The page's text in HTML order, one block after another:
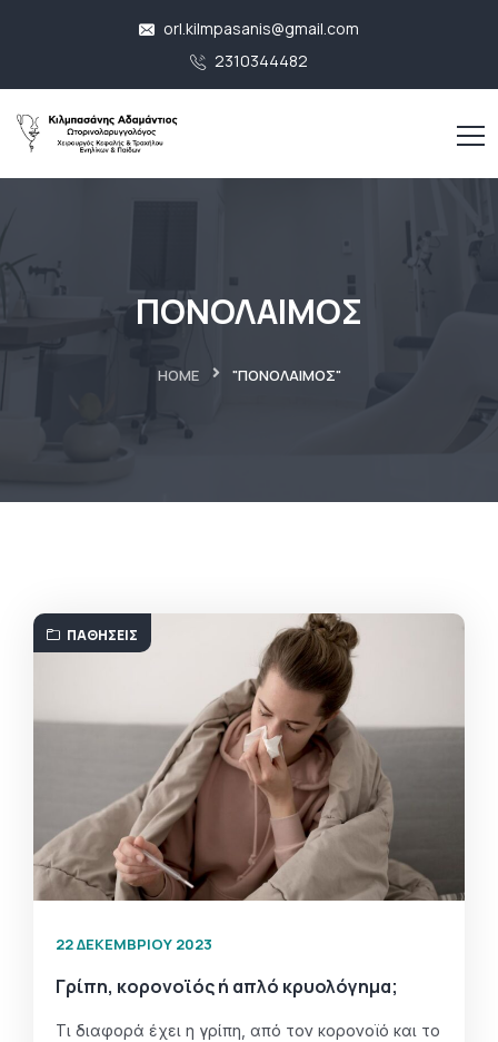
orl.kilmpasanis@gmail.com
2310344482
ΠΟΝΟΛΑΙΜΟΣ
HOME "ΠΟΝΟΛΑΙΜΟΣ"
ΠΑΘΉΣΕΙΣ
22 ΔΕΚΕΜΒΡΊΟΥ 2023
Γρίπη, κορονοϊός ή απλό κρυολόγημα;
Τι διαφορά έχει η γρίπη, από τον κορονοϊό και το